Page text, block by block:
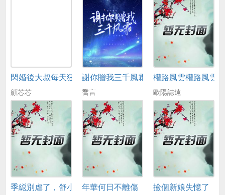
閃婚後大叔每天狂寵我
顧芯芯
謝你贈我三千風霜
喬言
權路風雲權路風雲
歐陽誌遠
季縂別虐了，舒小姐已嫁人年華何日不離傷 撿個新娘失憶了